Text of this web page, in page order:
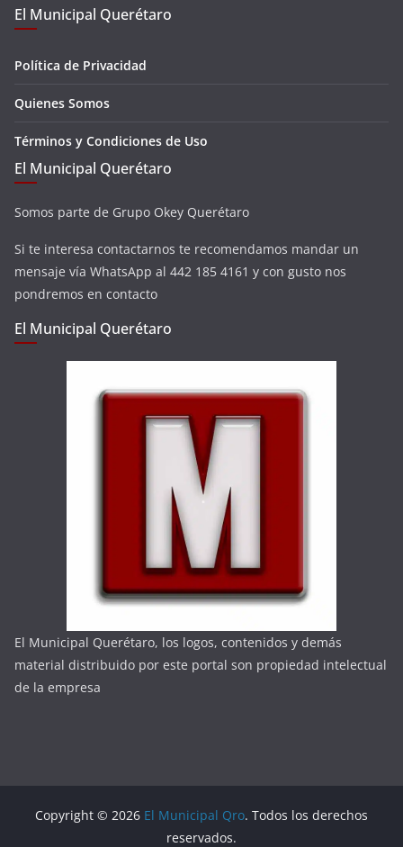
El Municipal Querétaro
Política de Privacidad
Quienes Somos
Términos y Condiciones de Uso
El Municipal Querétaro
Somos parte de Grupo Okey Querétaro
Si te interesa contactarnos te recomendamos mandar un
mensaje vía WhatsApp al 442 185 4161 y con gusto nos
pondremos en contacto
El Municipal Querétaro
El Municipal Querétaro, los logos, contenidos y demás
material distribuido por este portal son propiedad intelectual
de la empresa
Copyright © 2026 El Municipal Qro. Todos los derechos
reservados.